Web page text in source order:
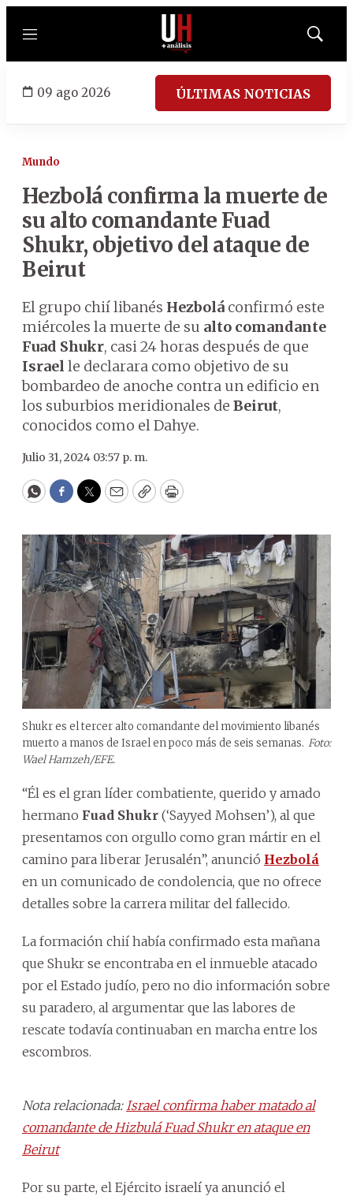
Menú
Mostrar
09 ago 2026 ÚLTIMAS NOTICIAS
Mundo
Hezbolá confirma la muerte de
su alto comandante Fuad
Shukr, objetivo del ataque de
Beirut
El grupo chií libanés Hezbolá confirmó este
miércoles la muerte de su alto comandante
Fuad Shukr, casi 24 horas después de que
Israel le declarara como objetivo de su
bombardeo de anoche contra un edificio en
los suburbios meridionales de Beirut,
conocidos como el Dahye.
Julio 31, 2024 03:57 p. m.
WhatsApp
Facebook
Twitter
EmailCopyPrint
Shukr es el tercer alto comandante del movimiento libanés
muerto a manos de Israel en poco más de seis semanas. Foto:
Wael Hamzeh/EFE.
“Él es el gran líder combatiente, querido y amado
hermano Fuad Shukr (‘Sayyed Mohsen’), al que
presentamos con orgullo como gran mártir en el
camino para liberar Jerusalén”, anunció Hezbolá
en un comunicado de condolencia, que no ofrece
detalles sobre la carrera militar del fallecido.
La formación chií había confirmado esta mañana
que Shukr se encontraba en el inmueble atacado
por el Estado judío, pero no dio información sobre
su paradero, al argumentar que las labores de
rescate todavía continuaban en marcha entre los
escombros.
Nota relacionada: Israel confirma haber matado al
comandante de Hizbulá Fuad Shukr en ataque en
Beirut
Por su parte, el Ejército israelí ya anunció el